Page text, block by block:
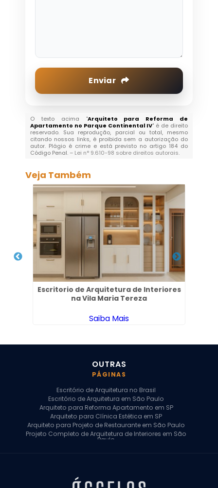
Enviar
O texto acima "Arquiteto para Reforma de
Apartamento no Parque Continental IV" é de direito
reservado. Sua reprodução, parcial ou total, mesmo
citando nossos links, é proibida sem a autorização do
autor. Plágio é crime e está previsto no artigo 184 do
Código Penal. – Lei n° 9.610-98 sobre direitos autorais.
Veja Também
Escritorio de Arquitetura de Interiores
na Vila Maria Tereza
Saiba Mais
OUTRAS
PÁGINAS
Escritório de Arquitetura no Brasil
Escritório de Arquitetura em São Paulo
Arquiteto para Reforma Apartamento em SP
Arquiteto para Clínica Estética em SP
Arquiteto para Projeto de Restaurante em São Paulo
Projeto Completo de Arquitetura de Interiores em São
Paulo
Arquiteto para Projeto Comercial em São Paulo
Arquiteto Comercial